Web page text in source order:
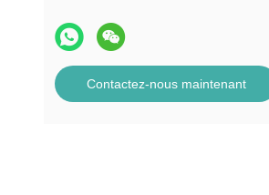
Contactez-nous maintenant